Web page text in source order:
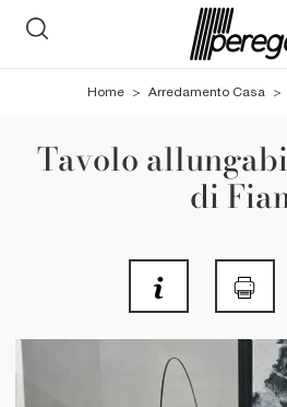
Home > Arredamento Casa >
Tavolo
di